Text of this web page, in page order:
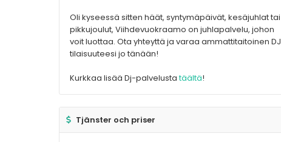
Oli kyseessä sitten häät, syntymäpäivät, kesäjuhlat tai
pikkujoulut, Viihdevuokraamo on juhlapalvelu, johon
voit luottaa. Ota yhteyttä ja varaa ammattitaitoinen DJ
tilaisuuteesi jo tänään!
Kurkkaa lisää Dj-palvelustatäältä!
Tjänster och priser